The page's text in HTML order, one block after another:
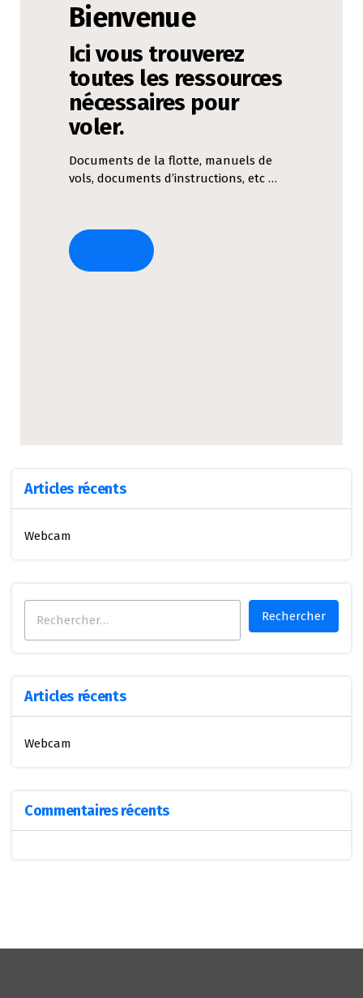
Bienvenue
Ici vous trouverez
toutes les ressources
nécessaires pour
voler.
Documents de la flotte, manuels de
vols, documents d’instructions, etc …
Articles récents
Webcam
Articles récents
Webcam
Commentaires récents